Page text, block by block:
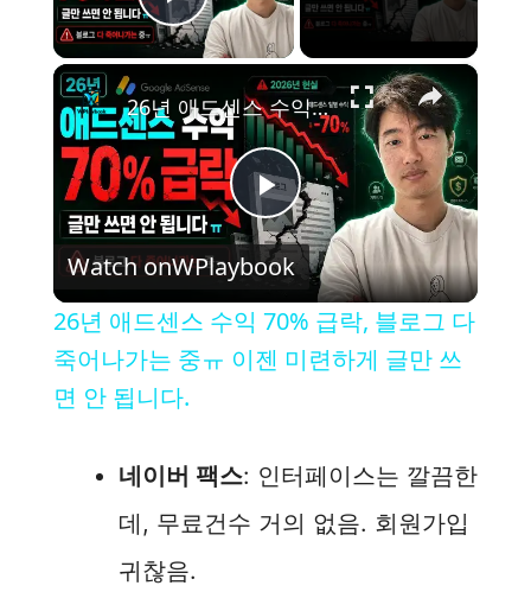
Play Video
×
P
l
a
V
26년 애드센스 수익 70% 급락, 블로그 다 죽어나가는 중ㅠ 이젠 미련하게 글만 쓰면 안 됩니다.
Watch onWPlaybook
26년 애드센스 수익 70% 급락, 블로그 다
죽어나가는 중ㅠ 이젠 미련하게 글만 쓰
면 안 됩니다.
네이버 팩스: 인터페이스는 깔끔한
데, 무료건수 거의 없음. 회원가입
귀찮음.